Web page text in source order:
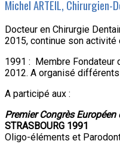
Michel ARTEIL, Chirurgien-
Docteur en Chirurgie
2015, continue son activité
1991 : Membre Fondateur
2012. A organisé différents
A participé aux :
Premier Congrès
STRASBOURG 1991
Oligo-éléments et